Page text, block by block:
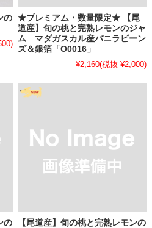
寧に下ごしらえし、果実の美しさを
ヒップと合わせて仕立てています。こ
ンフィチュール→びわ
広島県、瀬戸内尾道産のいちごをご
ャムシリーズができあがりました】
な仕上がりは、おもてなしにも。ど
の
★プレミアム・数量限定★ 【尾
道産】旬の桃と完熟レモンのジャ
ム マダガスカル産バニラビーン
ズ＆銀箔「O0016」
¥2,160(税抜 ¥2,000)
の
【尾道産】旬の桃と完熟レモンの